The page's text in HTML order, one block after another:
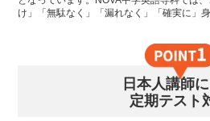
け」「無駄なく」「漏れなく」「確実に」
日本人講師
定期テスト